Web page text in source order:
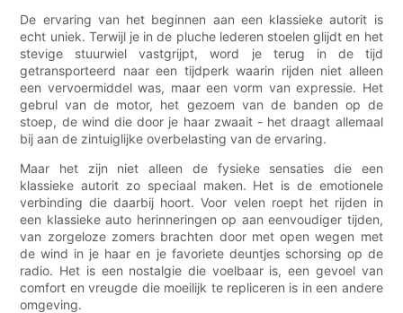
De ervaring van het beginnen aan een klassieke autorit is
echt uniek. Terwijl je in de pluche lederen stoelen glijdt en het
stevige stuurwiel vastgrijpt, word je terug in de tijd
getransporteerd naar een tijdperk waarin rijden niet alleen
een vervoermiddel was, maar een vorm van expressie. Het
gebrul van de motor, het gezoem van de banden op de
stoep, de wind die door je haar zwaait - het draagt ​​allemaal
bij aan de zintuiglijke overbelasting van de ervaring.
Maar het zijn niet alleen de fysieke sensaties die een
klassieke autorit zo speciaal maken. Het is de emotionele
verbinding die daarbij hoort. Voor velen roept het rijden in
een klassieke auto herinneringen op aan eenvoudiger tijden,
van zorgeloze zomers brachten door met open wegen met
de wind in je haar en je favoriete deuntjes schorsing op de
radio. Het is een nostalgie die voelbaar is, een gevoel van
comfort en vreugde die moeilijk te repliceren is in een andere
omgeving.